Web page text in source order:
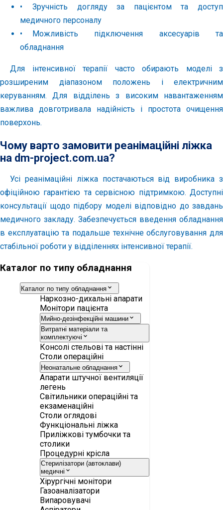
•
Зручність догляду за пацієнтом та доступ
медичного персоналу
•
Можливість підключення аксесуарів та
обладнання
Для інтенсивної терапії часто обирають моделі з
розширеним діапазоном положень і електричним
керуванням. Для відділень з високим навантаженням
важлива довготривала надійність і простота очищення
поверхонь.
Чому варто замовити реанімаційні ліжка
на dm-project.com.ua?
Усі реанімаційні ліжка постачаються від виробника з
офіційною гарантією та сервісною підтримкою. Доступні
консультації щодо підбору моделі відповідно до завдань
медичного закладу. Забезпечується введення обладнання
в експлуатацію та подальше технічне обслуговування для
стабільної роботи у відділеннях інтенсивної терапії.
Каталог по типу обладнання
Каталог по типу обладнання
Наркозно-дихальні апарати
Монітори пацієнта
Мийно-дезінфекційні машини
Витратні матеріали та
комплектуючі
Консолі стельові та настінні
Столи операційні
Неонатальне обладнання
Апарати штучної вентиляції
легень
Світильники операційні та
екзаменаційні
Столи оглядові
Функціональні ліжка
Приліжкові тумбочки та
столики
Процедурні крісла
Стерилізатори (автоклави)
медичні
Хірургічні монітори
Газоаналізатори
Випаровувачі